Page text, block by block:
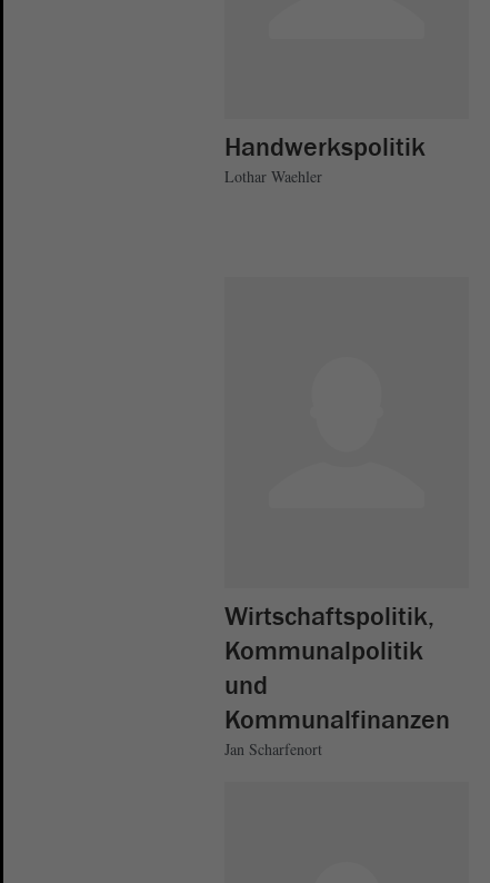
Handwerkspolitik
Lothar Waehler
Wirtschaftspolitik,
Kommunalpolitik
und
Kommunalfinanzen
Jan Scharfenort